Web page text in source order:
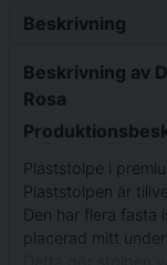
Beskrivning
Beskrivning av
Rosa
Plaststolpe i
Plaststolpen är
Den har flera
placerad mitt